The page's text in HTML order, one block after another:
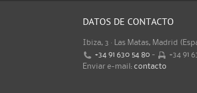
DATOS DE CONTACTO
Ibiza, 3 · Las Matas, Madrid
+34 91 630 54 80 -
+34 91
Enviar e-mail: contacto